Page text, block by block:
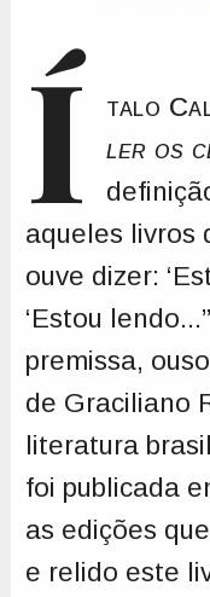
Í talo
ler os
aqueles livros
ouve dizer:
‘Estou
premissa,
de Graciliano
literatura
foi publicada
as edições
e relido este